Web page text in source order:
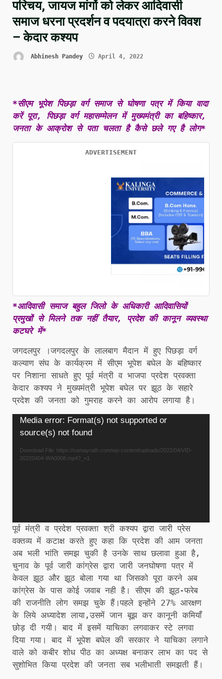
परिचय, जायज मांगों को लेकर आदिवासी
समाज धरना प्रदर्शन व पदयात्रा करने विवश
– केदार कश्यप
Abhinesh Pandey April 4, 2022
*सीएम भूपेश पिछड़ा वर्ग समाज से घोषणा पत्र में किया वादा
करें पूरा, पिछड़ा वर्ग महासम्मेलन में मुख्यमंत्री का बहिष्कार,
जनता के आक्रोश से पता चलता है कैसे छले गए है लोग*
ADVERTISEMENT
*आदिवासी समाज बहुल जिलो के अधिकारी आदिवासियों
प्रमुखों से मिलने तक नहीं तैयार, प्रदेश की कानून व्यवस्था
कटघरे में*
जगदलपुर ।जगदलपुर के लालबाग मैदान में हुए पिछड़ा वर्ग
कल्याण संघ के कार्यक्रम में सीएम भूपेश बघेल के बहिष्कार
पर निशाना साधते हुए पूर्व मंत्री व भाजपा प्रदेश प्रवक्ता
केदार कश्यप ने मुख्यमंत्री भूपेश बघेल पर झूठ के सहारे
प्रदेश की जनता को गुमराह करने का आरोप लगाया है।
Video
Player
Media error: Format(s) not supported or
source(s) not found
Download File: https://samayrath.com/wp-content/uploads/2022/04/VID-
20220404-WA0008.mp4?_=1
पूर्व मंत्री व प्रदेश प्रवक्ता श्री कश्यप द्वारा जारी प्रेस
वक्तव्य में कटाक्ष करते हुए कहा कि प्रदेश की आम जनता
अब भली भांति समझ चुकी है उनके साथ छलावा हुआ है,
चुनाव के पूर्व जारी कांग्रेस द्वारा जारी जनघोषणा पत्र में
केवल झूठ और झूठ बोला गया था जिसको पूरा करने अब
कांग्रेस के पास कोई जवाब नही है। सीएम की झूठ-फरेब
की राजनीति लोग समझ चुके हैं।पहले इन्होंने 27% आरक्षण
के लिये अध्यादेश लाया,उसमें जान बूझ कर कानूनी कमियाँ
छोड़ दी गयी। बाद में इसमें याचिका लगवाकर स्टे लगवा
दिया गया। बाद में भूपेश बघेल की सरकार ने याचिका लगाने
वाले को कबीर शोध पीठ का अध्यक्ष बनाकर लाभ का पद से
सुशोभित किया प्रदेश की जनता सब भलीभाती समझती हैं।